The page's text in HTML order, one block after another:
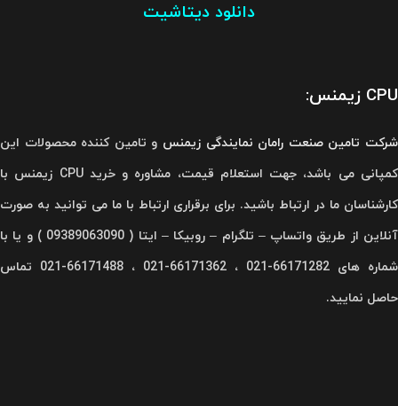
دانلود دیتاشیت
CPU زیمنس:
شرکت تامین صنعت رامان نمایندگی زیمنس و تامین کننده محصولات این
کمپانی می باشد، جهت استعلام قیمت، مشاوره و خرید CPU زیمنس با
کارشناسان ما در ارتباط باشید. برای برقراری ارتباط با ما می توانید به صورت
آنلاین از طریق واتساپ – تلگرام – روبیکا – ایتا ( 09389063090 ) و یا با
شماره های 66171282-021 ، 66171362-021 ، 66171488-021 تماس
حاصل نمایید.